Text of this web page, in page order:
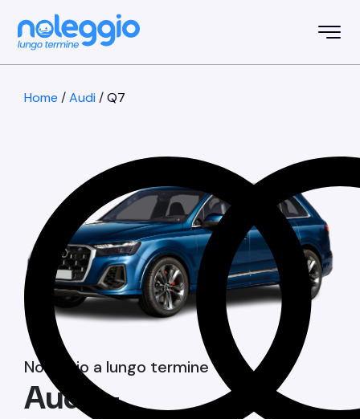
Home /Audi /Q7
Noleggio a lungo termine
Audi Q7